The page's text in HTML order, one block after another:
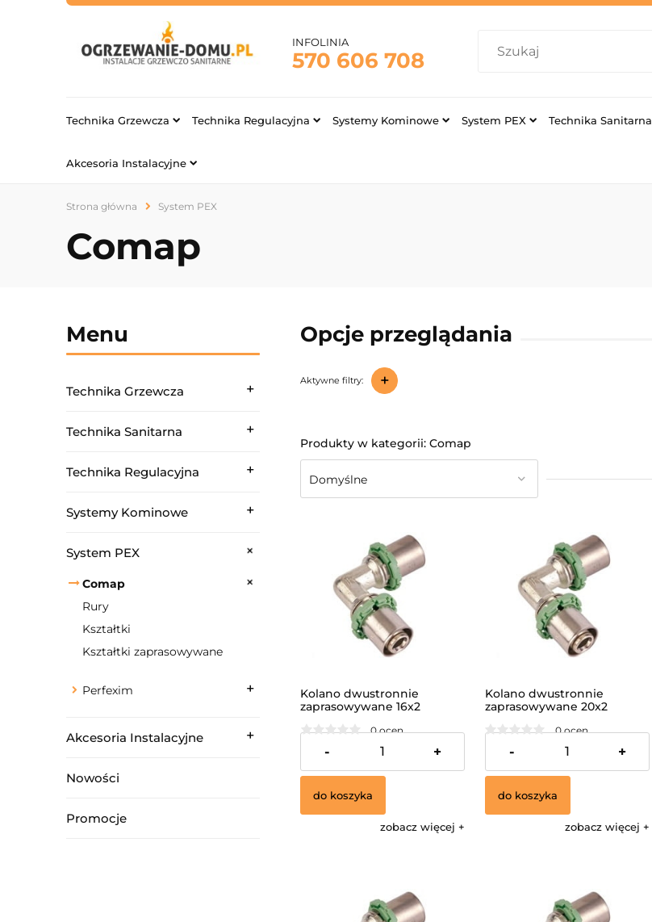
INFOLINIA
570 606 708
Technika Grzewcza Technika Regulacyjna Systemy Kominowe System PEX Technika Sanitarna
Akcesoria Instalacyjne
Strona główna System PEX
Comap
Menu
Technika Grzewcza
Technika Sanitarna
Technika Regulacyjna
Systemy Kominowe
System PEX
Comap
Rury
Kształtki
Kształtki zaprasowywane
Perfexim
Akcesoria Instalacyjne
Nowości
Promocje
Opcje przeglądania
Aktywne filtry: +
Comap
Kolano dwustronnie
zaprasowywane 16x2
0 ocen
27,07 zł
- +
do koszyka
zobacz więcej
Kolano dwustronnie
zaprasowywane 20x2
0 ocen
32,11 zł
- +
do koszyka
zobacz więcej